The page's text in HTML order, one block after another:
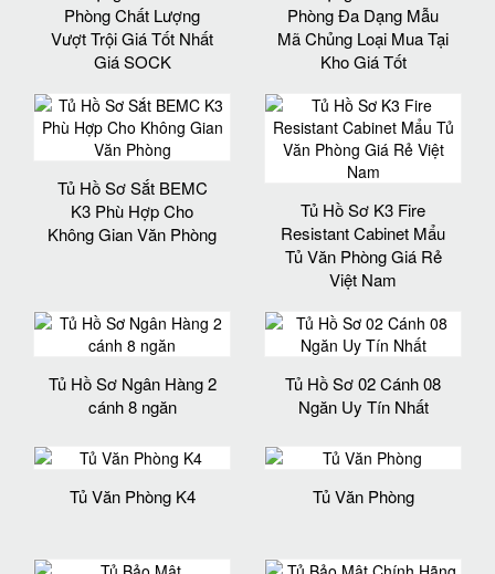
Phòng Chất Lượng
Vượt Trội Giá Tốt Nhất
Giá SOCK
Phòng Đa Dạng Mẫu
Mã Chủng Loại Mua Tại
Kho Giá Tốt
Tủ Hồ Sơ Sắt BEMC
K3 Phù Hợp Cho
Không Gian Văn Phòng
Tủ Hồ Sơ K3 Fire
Resistant Cabinet Mẩu
Tủ Văn Phòng Giá Rẻ
Việt Nam
Tủ Hồ Sơ Ngân Hàng 2
cánh 8 ngăn
Tủ Hồ Sơ 02 Cánh 08
Ngăn Uy Tín Nhất
Tủ Văn Phòng K4 Tủ Văn Phòng